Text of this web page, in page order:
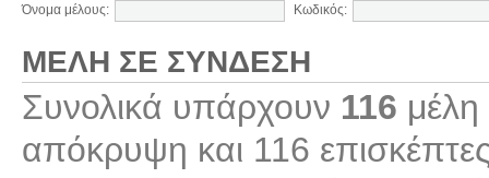
Όνομα μέλους: Κωδικός:
ΜΈΛΗ ΣΕ ΣΎΝΔΕΣΗ
Συνολικά υπάρχουν 116
απόκρυψη και 116